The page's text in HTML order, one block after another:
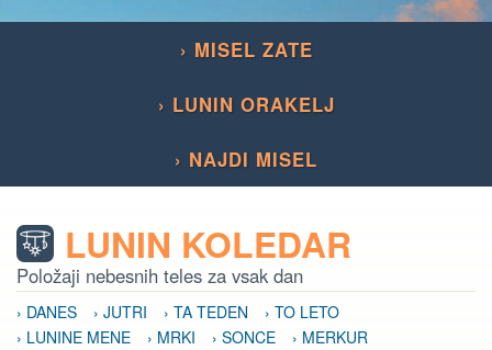
› MISEL ZATE
› LUNIN ORAKELJ
› NAJDI MISEL
LUNIN KOLEDAR
Položaji nebesnih teles za vsak dan
› DANES › JUTRI › TA TEDEN
› TO LETO
› LUNINE MENE
› MRKI › SONCE
› MERKUR